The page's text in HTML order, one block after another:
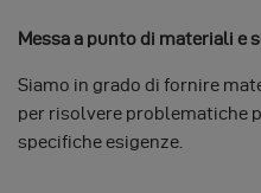
Messa a punto di materiali e
Siamo in grado di fornire
per risolvere problematiche
specifiche esigenze.